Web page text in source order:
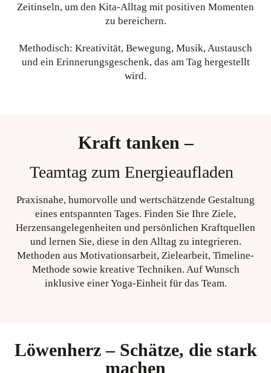
Zeitinseln, um den Kita-Alltag mit positiven Momenten
zu bereichern.
Methodisch: Kreativität, Bewegung, Musik, Austausch
und ein Erinnerungsgeschenk, das am Tag hergestellt
wird.
Kraft tanken –
Teamtag zum Energieaufladen
Praxisnahe, humorvolle und wertschätzende Gestaltung
eines entspannten Tages. Finden Sie Ihre Ziele,
Herzensangelegenheiten und persönlichen Kraftquellen
und lernen Sie, diese in den Alltag zu integrieren.
Methoden aus Motivationsarbeit, Zielearbeit, Timeline-
Methode sowie kreative Techniken. Auf Wunsch
inklusive einer Yoga-Einheit für das Team.
Löwenherz – Schätze, die stark
machen